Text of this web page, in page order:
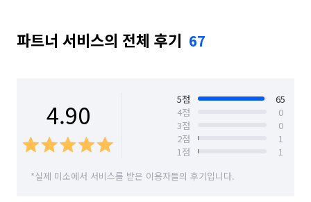
-전문적인 청소를 원하시는 고객님을 위해 엄격하게 교육과정을
수료한 직영 인원만이 현장에 투입됩니다.
-실제 청소를 받으신 고객님들께서 올려주시는 진심이 담긴
후기를 확인해 보세요. 예약해 주시는 모든분들이 만족하시도록
-고객님과의 카톡방을 개설하여 청소 전~후 과정을 사진과함께
파트너 서비스의 전체 후기 67
4.90 5점
65
4점
0
3점
0
2점
1
1점
1
*실제 미소에서 서비스를 받은 이용자들의 후기입니다.